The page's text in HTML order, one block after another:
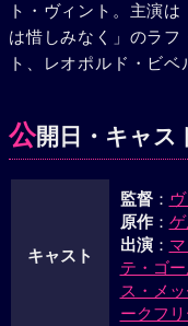
る途中、陣痛が始ま
まよった挙句、鉄橋の
と、ふみはずした人
と考えた。ヘンリエ
去って行くローゼを
ト・ヴィント。主演
は惜しみなく」のラ
ト、レオポルド・ビベ
公開日・キャス
キャスト
監督：
原作：
出演：
テ・ゴー
ス・メ
ークフ